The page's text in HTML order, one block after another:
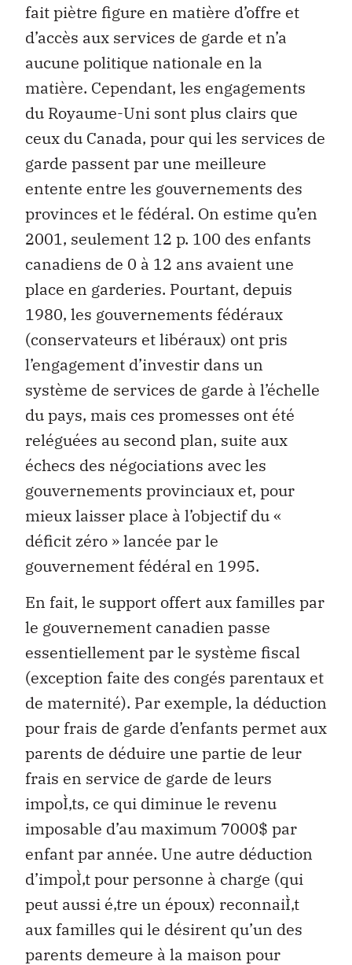
fait piètre figure en matière d’offre et
d’accès aux services de garde et n’a
aucune politique nationale en la
matière. Cependant, les engagements
du Royaume-Uni sont plus clairs que
ceux du Canada, pour qui les services de
garde passent par une meilleure
entente entre les gouvernements des
provinces et le fédéral. On estime qu’en
2001, seulement 12 p. 100 des enfants
canadiens de 0 à 12 ans avaient une
place en garderies. Pourtant, depuis
1980, les gouvernements fédéraux
(conservateurs et libéraux) ont pris
l’engagement d’investir dans un
système de services de garde à l’échelle
du pays, mais ces promesses ont été
reléguées au second plan, suite aux
échecs des négociations avec les
gouvernements provinciaux et, pour
mieux laisser place à l’objectif du «
déficit zéro » lancée par le
gouvernement fédéral en 1995.
En fait, le support offert aux familles par
le gouvernement canadien passe
essentiellement par le système fiscal
(exception faite des congés parentaux et
de maternité). Par exemple, la déduction
pour frais de garde d’enfants permet aux
parents de déduire une partie de leur
frais en service de garde de leurs
impoÌ‚ts, ce qui diminue le revenu
imposable d’au maximum 7000$ par
enfant par année. Une autre déduction
d’impoÌ‚t pour personne à charge (qui
peut aussi é‚tre un époux) reconnaiÌ‚t
aux familles qui le désirent qu’un des
parents demeure à la maison pour